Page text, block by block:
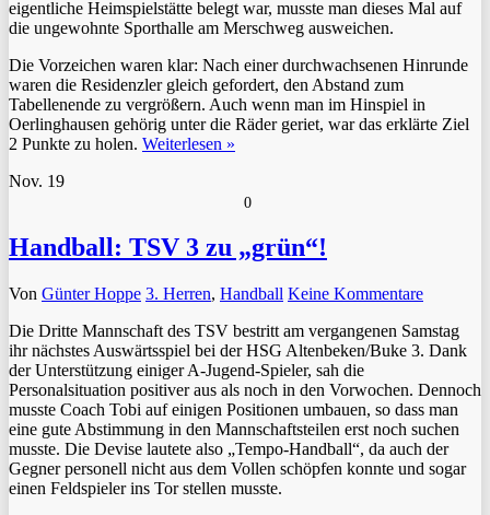
eigentliche Heimspielstätte belegt war, musste man dieses Mal auf
die ungewohnte Sporthalle am Merschweg ausweichen.
Die Vorzeichen waren klar: Nach einer durchwachsenen Hinrunde
waren die Residenzler gleich gefordert, den Abstand zum
Tabellenende zu vergrößern. Auch wenn man im Hinspiel in
Oerlinghausen gehörig unter die Räder geriet, war das erklärte Ziel
2 Punkte zu holen. Weiterlesen »
Nov. 19
0
Handball: TSV 3 zu „grün“!
Von Günter Hoppe 3. Herren, Handball Keine Kommentare
Die Dritte Mannschaft des TSV bestritt am vergangenen Samstag
ihr nächstes Auswärtsspiel bei der HSG Altenbeken/Buke 3. Dank
der Unterstützung einiger A-Jugend-Spieler, sah die
Personalsituation positiver aus als noch in den Vorwochen. Dennoch
musste Coach Tobi auf einigen Positionen umbauen, so dass man
eine gute Abstimmung in den Mannschaftsteilen erst noch suchen
musste. Die Devise lautete also „Tempo-Handball“, da auch der
Gegner personell nicht aus dem Vollen schöpfen konnte und sogar
einen Feldspieler ins Tor stellen musste.